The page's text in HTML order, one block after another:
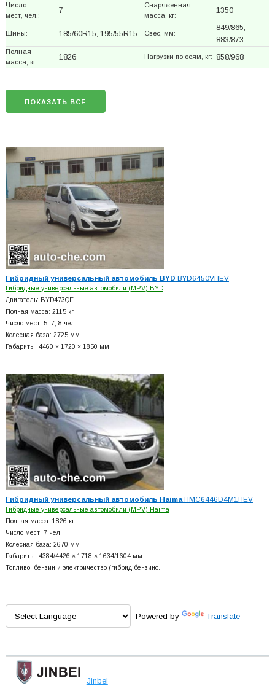
Число
мест, чел.:
7
Снаряженная
масса, кг:
1350
Шины: 185/60R15, 195/55R15 Свес, мм:
849/865,
883/873
Полная
масса, кг:
1826 Нагрузки по осям, кг: 858/968
ПОКАЗАТЬ ВСЕ
Гибридный универсальный автомобиль BYD BYD6450VHEV
Гибридные универсальные автомобили (MPV) BYD
Двигатель: BYD473QE
Полная масса: 2115 кг
Число мест: 5, 7, 8 чел.
Колесная база: 2725 мм
Габариты: 4460 × 1720 × 1850 мм
Гибридный универсальный автомобиль HaimaHMC6446D4M1HEV
Гибридные универсальные автомобили (MPV) Haima
Полная масса: 1826 кг
Число мест: 7 чел.
Колесная база: 2670 мм
Габариты: 4384/4426 × 1718 × 1634/1604 мм
Топливо: бензин и электричество (гибрид бензино…
Powered by Translate
Jinbei